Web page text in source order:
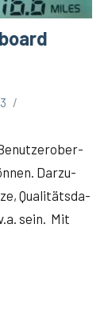
Dar­zu­
Qua­li­täts­da­
sein. Mit